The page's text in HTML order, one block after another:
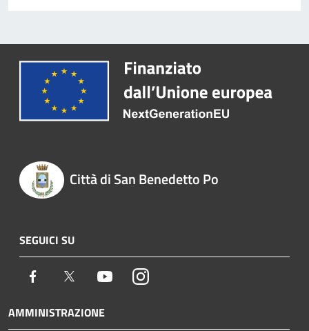
Città di San Benedetto Po
SEGUICI SU
Facebook Twitter YoutubeInstagram
AMMINISTRAZIONE